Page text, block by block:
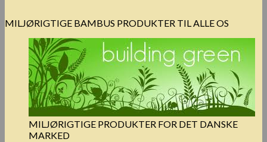
MILJØRIGTIGE BAMBUS PRODUKTER TIL ALLE OS
MILJØRIGTIGE PRODUKTER FOR DET DANSKE
MARKED